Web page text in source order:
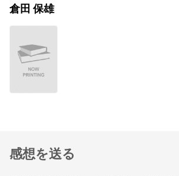
倉田 保雄
感想を送る